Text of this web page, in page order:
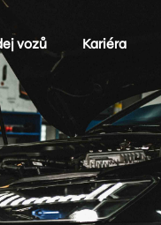
vozů Kariéra